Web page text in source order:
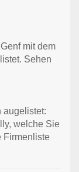
mit dem
Sehen
augelistet:
welche Sie
Firmenliste